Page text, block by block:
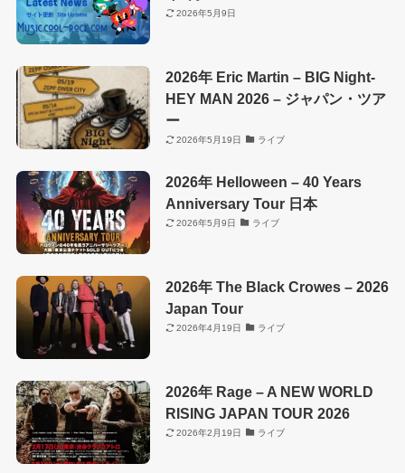
2026年5月9日
2026年 Eric Martin – BIG Night-
HEY MAN 2026 – ジャパン・ツア
ー
2026年5月19日 ライブ
2026年 Helloween – 40 Years
Anniversary Tour 日本
2026年5月9日 ライブ
2026年 The Black Crowes – 2026
Japan Tour
2026年4月19日 ライブ
2026年 Rage – A NEW WORLD
RISING JAPAN TOUR 2026
2026年2月19日 ライブ